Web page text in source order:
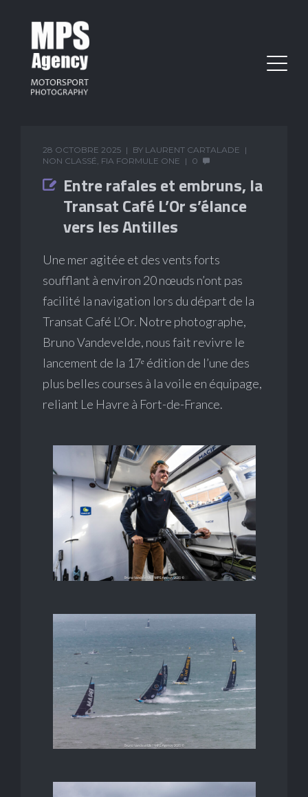
28 OCTOBRE 2025 BY LAURENT CARTALADE
NON CLASSÉ, FIA FORMULE ONE 0
Entre rafales et embruns, la
Transat Café L’Or s’élance
vers les Antilles
Une mer agitée et des vents forts
soufflant à environ 20 nœuds n’ont pas
facilité la navigation lors du départ de la
Transat Café L’Or. Notre photographe,
Bruno Vandevelde, nous fait revivre le
lancement de la 17ᵉ édition de l’une des
plus belles courses à la voile en équipage,
reliant Le Havre à Fort-de-France.